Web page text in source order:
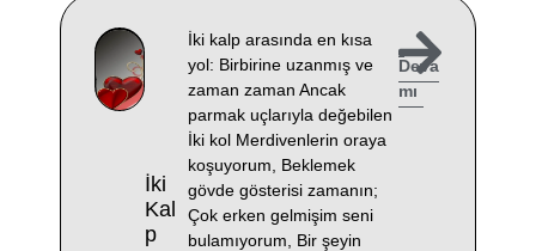
İki
Kal
P
İki kalp arasında en kısa
yol: Birbirine uzanmış ve
zaman zaman Ancak
parmak uçlarıyla değebilen
İki kol Merdivenlerin oraya
koşuyorum, Beklemek
gövde gösterisi zamanın;
Çok erken gelmişim seni
bulamıyorum, Bir şeyin
Deva
mı